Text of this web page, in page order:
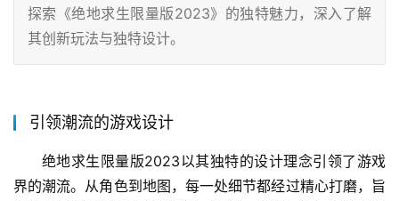
探索《绝地求生限量版2023》的独特魅力，深入了解
其创新玩法与独特设计。
引领潮流的游戏设计
绝地求生限量版2023以其独特的设计理念引领了游戏
界的潮流。从角色到地图，每一处细节都经过精心打磨，旨